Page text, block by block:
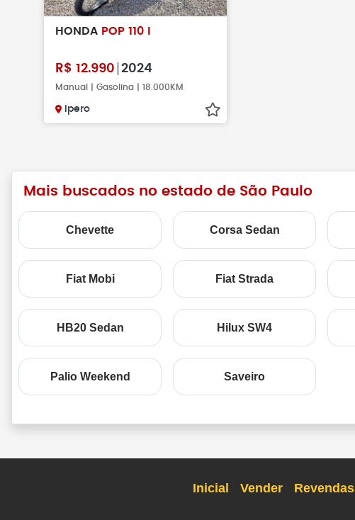
HONDA POP 110 I
R$ 12.990 2024
Manual | Gasolina | 18.000KM
Ipero
Mais buscados no estado de São Paulo
Chevette Corsa Sedan
Fiat Mobi Fiat Strada
HB20 Sedan Hilux SW4
Palio Weekend Saveiro
Inicial Vender Revendas